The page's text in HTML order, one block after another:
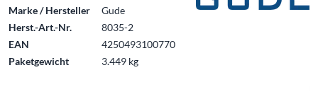
Marke / Hersteller
Gude
Herst.-Art.-Nr.
8035-2
EAN
4250493100770
Paketgewicht
3.449 kg